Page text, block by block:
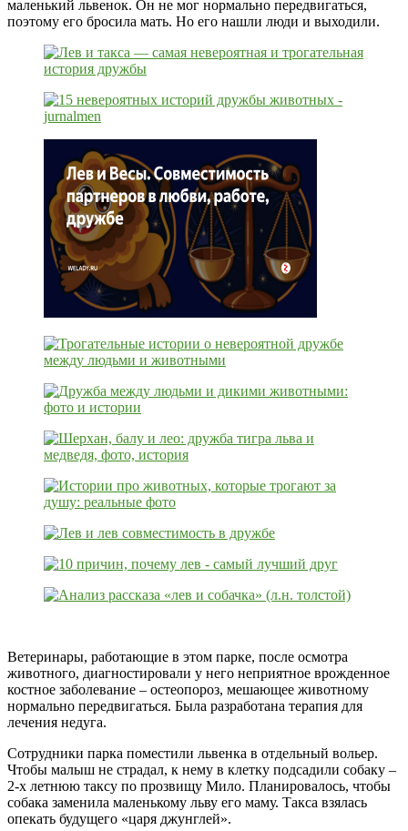
маленький львенок. Он не мог нормально передвигаться,
поэтому его бросила мать. Но его нашли люди и выходили.
Ветеринары, работающие в этом парке, после осмотра
животного, диагностировали у него неприятное врожденное
костное заболевание – остеопороз, мешающее животному
нормально передвигаться. Была разработана терапия для
лечения недуга.
Сотрудники парка поместили львенка в отдельный вольер.
Чтобы малыш не страдал, к нему в клетку подсадили собаку –
2-х летнюю таксу по прозвищу Мило. Планировалось, чтобы
собака заменила маленькому льву его маму. Такса взялась
опекать будущего «царя джунглей».